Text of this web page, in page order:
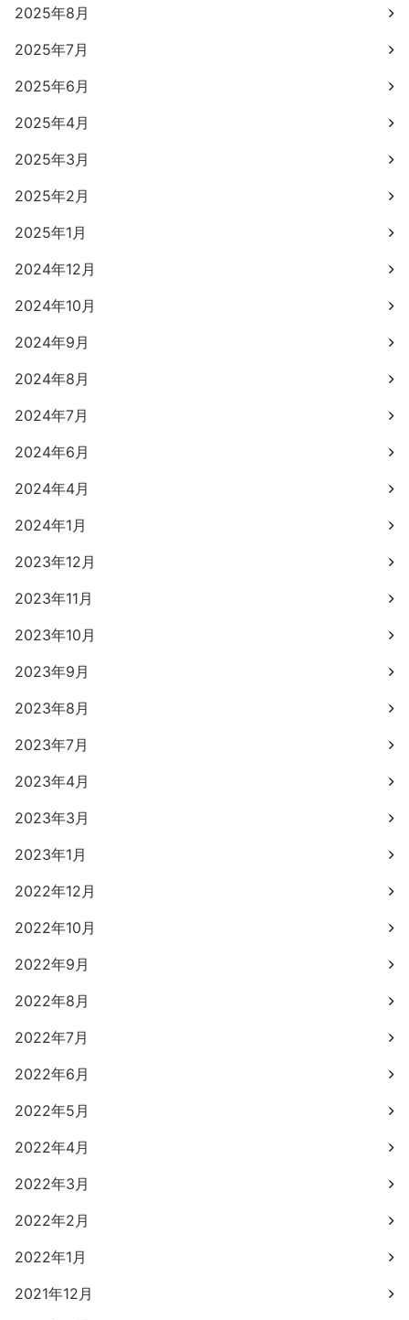
2025年8月
2025年7月
2025年6月
2025年4月
2025年3月
2025年2月
2025年1月
2024年12月
2024年10月
2024年9月
2024年8月
2024年7月
2024年6月
2024年4月
2024年1月
2023年12月
2023年11月
2023年10月
2023年9月
2023年8月
2023年7月
2023年4月
2023年3月
2023年1月
2022年12月
2022年10月
2022年9月
2022年8月
2022年7月
2022年6月
2022年5月
2022年4月
2022年3月
2022年2月
2022年1月
2021年12月